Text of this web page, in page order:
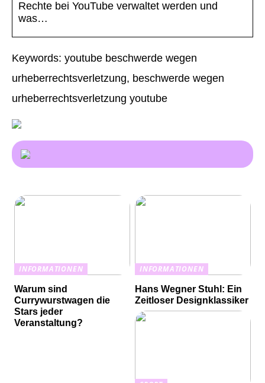
Rechte bei YouTube verwaltet werden und
was…
Keywords: youtube beschwerde wegen
urheberrechtsverletzung, beschwerde wegen
urheberrechtsverletzung youtube
INFORMATIONEN
Warum sind
Currywurstwagen die
Stars jeder
Veranstaltung?
INFORMATIONEN
Hans Wegner Stuhl: Ein
Zeitloser Designklassiker